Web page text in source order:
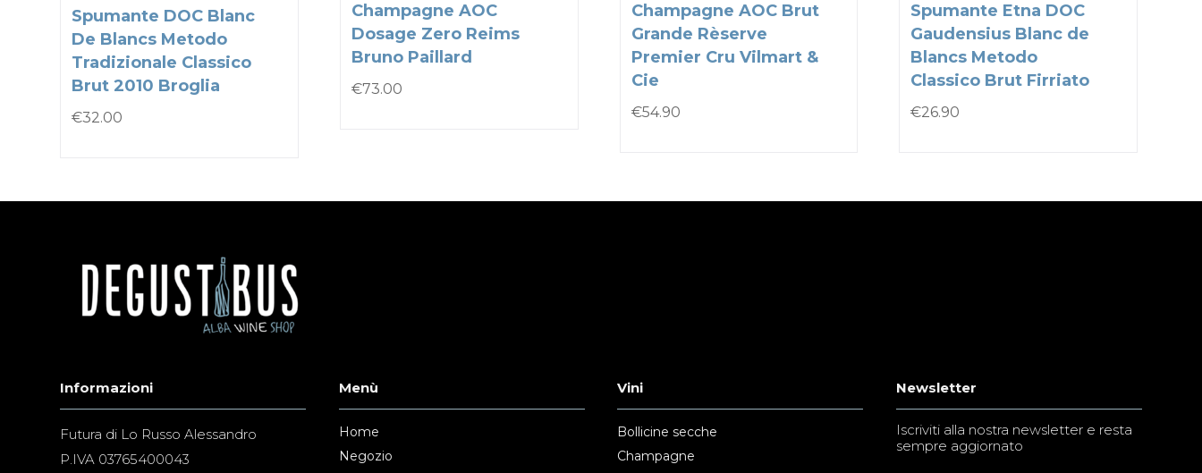
Spumante DOC Blanc
De Blancs Metodo
Tradizionale Classico
Brut 2010 Broglia
€32.00
Champagne AOC
Dosage Zero Reims
Bruno Paillard
€73.00
Champagne AOC Brut
Grande Rèserve
Premier Cru Vilmart &
Cie
€54.90
Spumante Etna DOC
Gaudensius Blanc de
Blancs Metodo
Classico Brut Firriato
€26.90
Informazioni
Futura di Lo Russo Alessandro
P.IVA 03765400043
Menù
Home
Negozio
Vini
Bollicine secche
Champagne
Newsletter
Iscriviti alla nostra newsletter e resta
sempre aggiornato